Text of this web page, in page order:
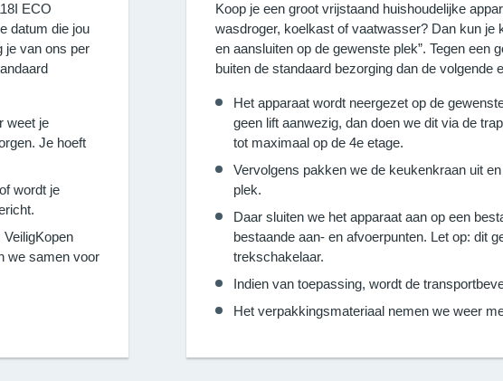
ECO
datum die jou
je van ons per
weet je
Je hoeft
wordt je
we samen voor
Koop je een groot vrijstaand huishoudelijke
wasdroger, koelkast of vaatwasser? Dan kun je
en aansluiten op de gewenste plek”. Tegen een
buiten de standaard bezorging dan de volgende
Het apparaat wordt neergezet op de
geen lift aanwezig, dan doen we dit via de
tot maximaal op de 4e etage.
Vervolgens pakken we de keukenkraan uit
plek.
Daar sluiten we het apparaat aan op een
bestaande aan- en afvoerpunten. Let op: dit
trekschakelaar.
Indien van toepassing, wordt de
Het verpakkingsmateriaal nemen we weer